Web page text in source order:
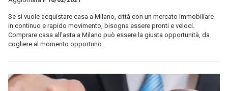
Se si vuole acquistare casa a Milano, città con un mercato immobiliare
in continuo e rapido movimento, bisogna essere pronti e veloci.
Comprare casa all'asta a Milano può essere la giusta opportunità, da
cogliere al momento opportuno.